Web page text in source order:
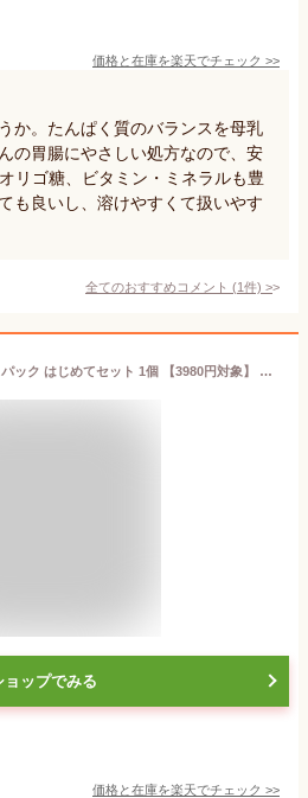
価格と在庫を楽天でチェック >>
か。たんぱく質のバランスを母乳
の胃腸にやさしい処方なので、安
リゴ糖、ビタミン・ミネラルも豊
も良いし、溶けやすくて扱いやす
全てのおすすめコメント (1件) >
森永 はぐくみ エコらくパック はじめてセット 1個 【3980円対象】 （400g×2袋） 粉ミルク 専用ケース 計量スプーン付き 新生児 0ヵ月〜1歳頃まで 常温保存 ローリングストック 防災 備蓄 森永乳業 一般製品 【森永斡旋品】
ョップでみる
価格と在庫を楽天でチェック >>